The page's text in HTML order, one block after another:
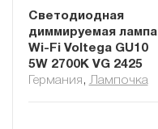
Светодиодная
диммируемая лампа
Wi-Fi Voltega GU10
5W 2700K VG 2425
Германия , Лампочка